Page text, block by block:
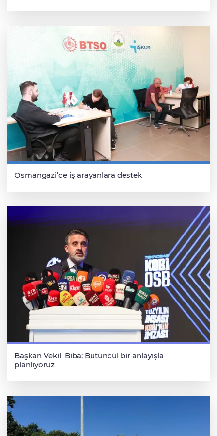
Osmangazi’de iş arayanlara destek
Başkan Vekili Biba: Bütüncül bir anlayışla
planlıyoruz